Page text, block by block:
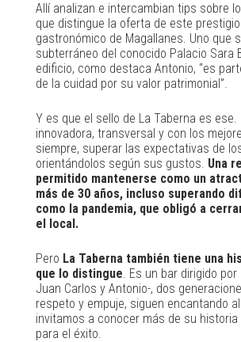
Allí analizan e intercambian tips sobre
que distingue la oferta de este
gastronómico de Magallanes. Uno que
subterráneo del conocido Palacio Sara
edificio, como destaca Antonio, “es
de la cuidad por su valor patrimonial”.
Y es que el sello de La Taberna es ese.
innovadora, transversal y con los
siempre, superar las expectativas de
orientándolos según sus gustos. Una
permitido mantenerse como un
más de 30 años, incluso superando
como la pandemia, que obligó a
el local.
Pero La Taberna también tiene una
que lo distingue. Es un bar dirigido por
Juan Carlos y Antonio-, dos
respeto y empuje, siguen encantando
invitamos a conocer más de su
para el éxito.